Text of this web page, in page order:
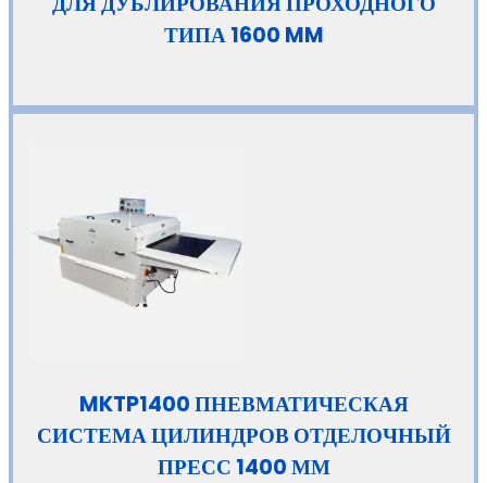
ТИПА 1600 MM
MKTP1400 ПНЕВМАТИЧЕСКАЯ
СИСТЕМА ЦИЛИНДРОВ ОТДЕЛОЧНЫЙ
ПРЕСС 1400 ММ